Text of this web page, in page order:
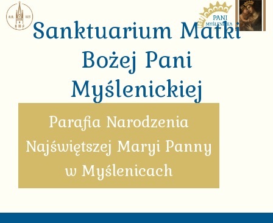
Skip to main content
Sanktuarium Matki
Bożej Pani
Myślenickiej
Parafia Narodzenia
Najświętszej Maryi Panny
w Myślenicach